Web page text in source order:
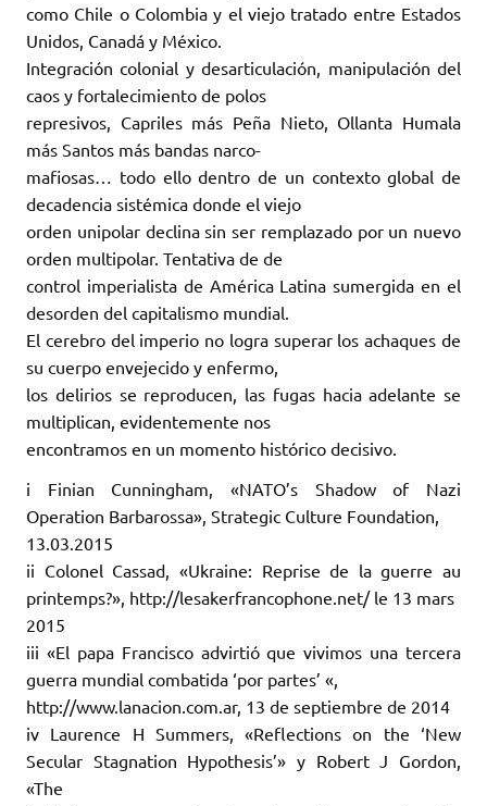
como Chile o Colombia y el viejo tratado entre Estados
Unidos, Canadá y México.
Integración colonial y desarticulación, manipulación del
caos y fortalecimiento de polos
represivos, Capriles más Peña Nieto, Ollanta Humala
más Santos más bandas narco-
mafiosas… todo ello dentro de un contexto global de
decadencia sistémica donde el viejo
orden unipolar declina sin ser remplazado por un nuevo
orden multipolar. Tentativa de de
control imperialista de América Latina sumergida en el
desorden del capitalismo mundial.
El cerebro del imperio no logra superar los achaques de
su cuerpo envejecido y enfermo,
los delirios se reproducen, las fugas hacia adelante se
multiplican, evidentemente nos
encontramos en un momento histórico decisivo.
i Finian Cunningham, «NATO’s Shadow of Nazi
Operation Barbarossa», Strategic Culture Foundation,
13.03.2015
ii Colonel Cassad, «Ukraine: Reprise de la guerre au
printemps?», http://lesakerfrancophone.net/ le 13 mars
2015
iii «El papa Francisco advirtió que vivimos una tercera
guerra mundial combatida ‘por partes’ «,
http://www.lanacion.com.ar, 13 de septiembre de 2014
iv Laurence H Summers, «Reflections on the ‘New
Secular Stagnation Hypothesis’» y Robert J Gordon,
«The